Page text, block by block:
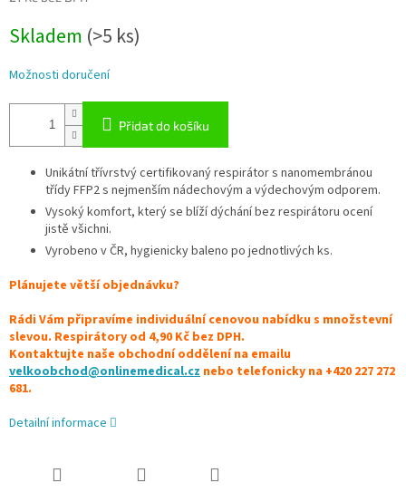
cena:
Skladem (>5 ks)
Možnosti doručení
Přidat do košíku
Unikátní třívrstvý certifikovaný respirátor s nanomembránou
třídy FFP2 s nejmenším nádechovým a výdechovým odporem.
Vysoký komfort, který se blíží dýchání bez respirátoru ocení
jistě všichni.
Vyrobeno v ČR, hygienicky baleno po jednotlivých ks.
Plánujete větší objednávku?
Rádi Vám připravíme individuální cenovou nabídku s množstevní
slevou. Respirátory od 4,90 Kč bez DPH.
Kontaktujte naše obchodní oddělení na emailu
velkoobchod@onlinemedical.cz nebo telefonicky na +420 227 272
681.
Detailní informace